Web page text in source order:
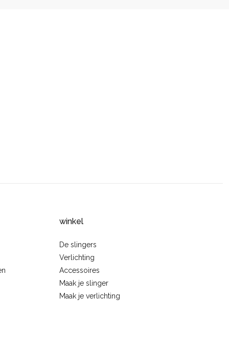
winkel
De slingers
Verlichting
Accessoires
Maak je slinger
Maak je verlichting